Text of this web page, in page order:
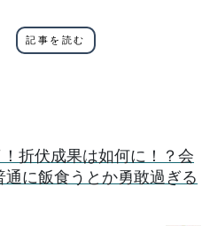
記事を読む
！折伏成果は如何に！？会
に飯食うとか勇敢過ぎる